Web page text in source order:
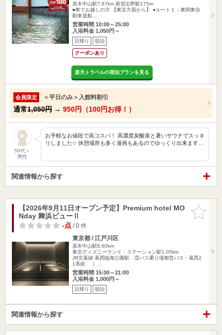
原木中山駅7.67km 新習志野駅175m
■車でお越しの方 【東京方面から】 ●ルート１：東関東自
動車道船…
営業時間 10:00～25:00
入浴料金 1,050円～
日帰り 宿泊
クーポンあり
楽天トラベルの宿泊プランを見る
会員限定 ＜平日のみ＞入館料割引
通常1,050円 → 950円（100円お得！）
50代～
男性
お手軽なお値段で高コスパ！ 高濃度炭酸泉と暑いサウナでスッキ
リしました✨ 休憩場所も多く漫画もあるのでゆっくり出来ます…
関連情報から探す
お気に入
りに追加
【2026年9月11日オープン予定】Premium hotel MO
Nday 舞浜ビューⅡ
-点/ 0 件
東京都 / 江戸川区
原木中山駅8.60km
東京ディズニーランド・ステーション駅1.05km
JR京葉線 葛西臨海公園駅 ③バス乗り場都営バス・葛西2
1系統 ［ …
営業時間 15:00～21:00
入浴料金 1,000円～
日帰り 宿泊
関連情報から探す